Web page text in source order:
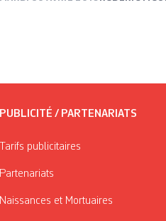
PUBLICITÉ / PARTENARIATS
Tarifs publicitaires
Partenariats
Naissances et Mortuaires